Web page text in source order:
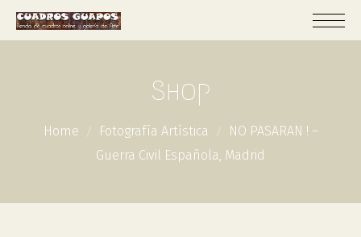
Shop
Home Fotografía Artística
NO PASARAN ! –
Guerra Civil Española, Madrid